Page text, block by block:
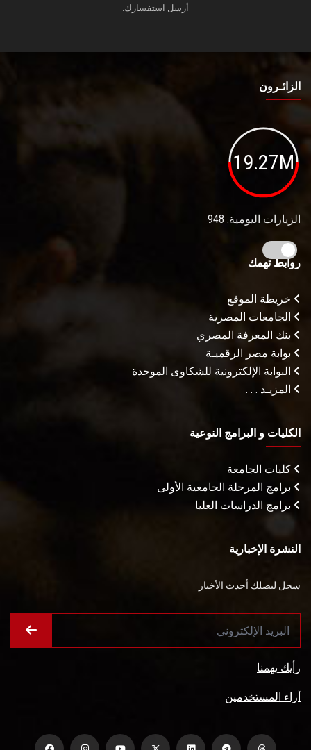
أرسل استفسارك.
الزائـرون
19.27M
الزيارات اليومية: 948
روابط تهمك
خريطة الموقع
الجامعات المصرية
بنك المعرفة المصري
بوابة مصر الرقميـة
البوابة الإلكترونية للشكاوى الموحدة
المزيـد . . .
الكليات و البرامج النوعية
كليات الجامعة
برامج المرحلة الجامعية الأولى
برامج الدراسات العليا
النشرة الإخبارية
سجل ليصلك أحدث الأخبار
رأيك يهمنا
أراء المستخدمين